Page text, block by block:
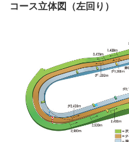
コース立体図（左回り）